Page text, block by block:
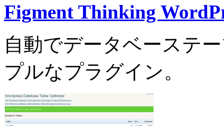
Figment Thinking
自動でデータベーステ
プルなプラグイン。